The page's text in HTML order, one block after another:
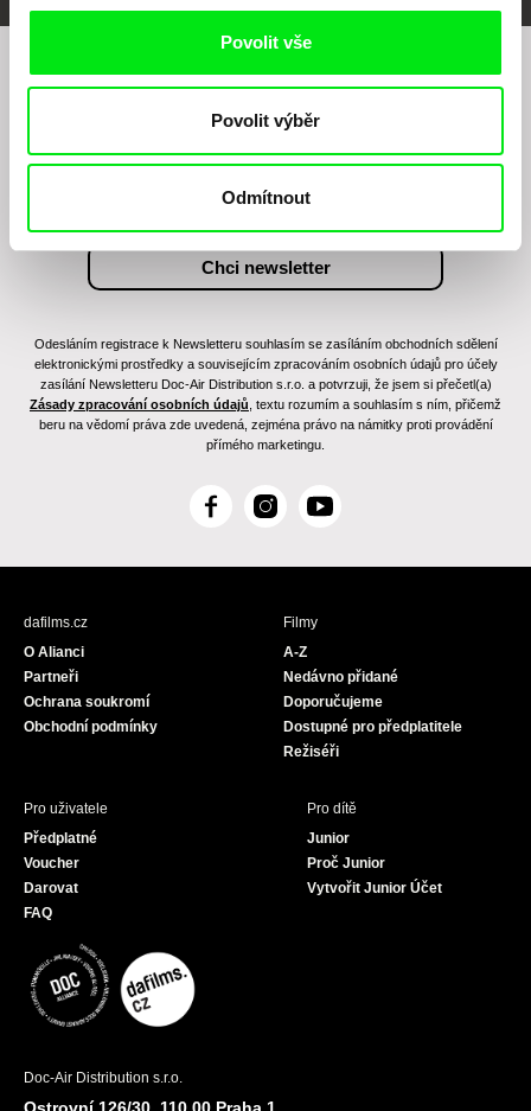
Povolit vše
Povolit výběr
Odmítnout
Chcete být pravidelně informováni o našem
filmovém programu?
Odesláním registrace k Newsletteru souhlasím se zasíláním obchodních sdělení
elektronickými prostředky a souvisejícím zpracováním osobních údajů pro účely
zasílání Newsletteru Doc-Air Distribution s.r.o. a potvrzuji, že jsem si přečetl(a)
Zásady zpracování osobních údajů , textu rozumím a souhlasím s ním, přičemž
beru na vědomí práva zde uvedená, zejména právo na námitky proti provádění
přímého marketingu.
F
c
I
s
Y
u
dafilms.cz
O Alianci
Partneři
Ochrana soukromí
Obchodní podmínky
Filmy
A-Z
Nedávno přidané
Doporučujeme
Dostupné pro předplatitele
Režiséři
Pro uživatele
Předplatné
Voucher
Darovat
FAQ
Pro dítě
Junior
Proč Junior
Vytvořit Junior Účet
Doc-Air Distribution s.r.o.
Ostrovní 126/30, 110 00 Praha 1,